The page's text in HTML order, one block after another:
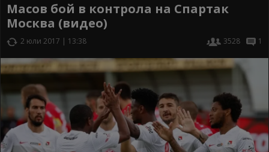
Масов бой в контрола на Спартак
Москва (видео)
2 юли 2017 | 13:38 3528 1